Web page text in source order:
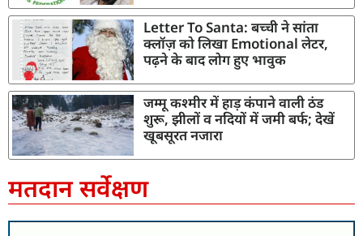
Letter To Santa: बच्ची ने सांता
क्लॉज़ को लिखा Emotional लेटर,
पढ़ने के बाद लोग हुए भावुक
जम्मू कश्मीर में हाड़ कंपाने वाली ठंड
शुरू, झीलों व नदियों में जमी बर्फ; देखें
खूबसूरत नजारा
मतदान सर्वेक्षण